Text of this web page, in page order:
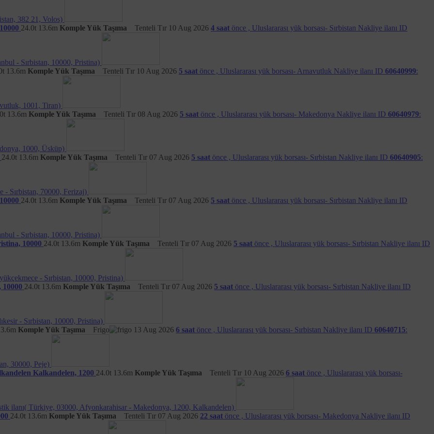
382 21, Volos)
24.0t 13.6m Komple Yük Taşıma Tenteli Tır 10 Aug 2026 4 saat önce , Uluslararası yük borsası- Sırbistan Nakliye ilanı ID
- Sırbistan, 10000, Pristina)
13.6m Komple Yük Taşıma Tenteli Tır 10 Aug 2026 5 saat önce , Uluslararası yük borsası- Arnavutluk Nakliye ilanı ID 60640999:
1001, Tiran)
13.6m Komple Yük Taşıma Tenteli Tır 08 Aug 2026 5 saat önce , Uluslararası yük borsası- Makedonya Nakliye ilanı ID 60640979:
1000, Üsküp)
24.0t 13.6m Komple Yük Taşıma Tenteli Tır 07 Aug 2026 5 saat önce , Uluslararası yük borsası- Sırbistan Nakliye ilanı ID 60640905:
- Sırbistan, 70000, Ferizaj)
24.0t 13.6m Komple Yük Taşıma Tenteli Tır 07 Aug 2026 5 saat önce , Uluslararası yük borsası- Sırbistan Nakliye ilanı ID
- Sırbistan, 10000, Pristina)
10000 24.0t 13.6m Komple Yük Taşıma Tenteli Tır 07 Aug 2026 5 saat önce , Uluslararası yük borsası- Sırbistan Nakliye ilanı ID
- Sırbistan, 10000, Pristina)
10000 24.0t 13.6m Komple Yük Taşıma Tenteli Tır 07 Aug 2026 5 saat önce , Uluslararası yük borsası- Sırbistan Nakliye ilanı ID
- Sırbistan, 10000, Pristina)
Komple Yük Taşıma Frigo 13 Aug 2026 6 saat önce , Uluslararası yük borsası- Sırbistan Nakliye ilanı ID 60640715:
30000, Peje)
Kalkandelen, 1200 24.0t 13.6m Komple Yük Taşıma Tenteli Tır 10 Aug 2026 6 saat önce , Uluslararası yük borsası-
ilanı( Türkiye, 03000, Afyonkarahisar - Makedonya, 1200, Kalkandelen)
24.0t 13.6m Komple Yük Taşıma Tenteli Tır 07 Aug 2026 22 saat önce , Uluslararası yük borsası- Makedonya Nakliye ilanı ID
açısında kategorize edilebilir:
tarafÇerezler kullanılmaktadır. Platform çerezleri, Nakliyeborsasi tarafından oluşturulurken, üçüncü taraf çerezlerini
kalabilmektedir.
doğrulama çerezleri, hedefleme/reklam çerezleri, kişiselleştirme çerezleriveanalitik çerezlerkullanılmaktadır.
girmelerine gerek kalmaması.
arttırmak.Örneğin, Platform’un üzerinde çalıştığı farklı sunucuların entegrasyonu, Platform’u ziyaret edenlerin sayısının tespit
ya da ziyaretçilerin aradıklarını bulmalarının kolaylaştırılması.
ya da arama sorgularının hatırlanması
Çerezlerin kapatılması halinde Site’nin çeşitli fonksiyonlarının çalışmayabileceğini hatırlatma isteriz.
dair bilgiler aşağıdaki gibidir:
almayı tercih etme veya sadece bazı Çerezleri devre dışı bırakma ya da silme imkanları bulunmaktadır. Bu konudaki tercihler
genel açıklamayahttps://www.aboutcookies.org/
adresinden ulaşmak mümkündür. Çerezlere ilişkin tercihlerin, ziyaretçinin
yapılması gerekebilecektir.
yönetmek içintıklayınız.
bakımından tercihlerYour Online Choices üzerinden yönetilebilir.
uyarınca ziyaretçiler, Nakliyeborsasi’na başvurarak, kendileriyle ilgili,
kullanılıp kullanılmadığını öğrenme,